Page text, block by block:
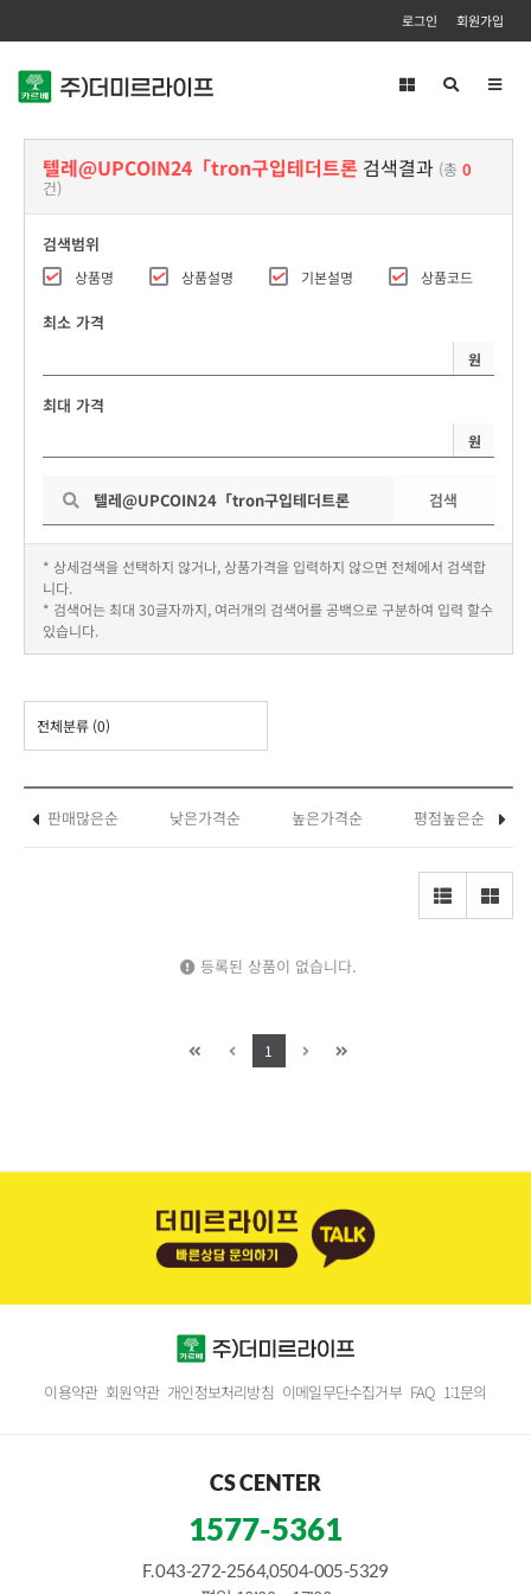
로그인 회원가입
텔레@UPCOIN24「tron구입테더트론 검색결과 (총 0
건)
검색범위
상품명 상품설명 기본설명 상품코드
최소 가격
원
최대 가격
원
검색
* 상세검색을 선택하지 않거나, 상품가격을 입력하지 않으면 전체에서 검색합
니다.
* 검색어는 최대 30글자까지, 여러개의 검색어를 공백으로 구분하여 입력 할수
있습니다.
전체분류 (0)
판매많은순 낮은가격순 높은가격순 평점높은순
등록된 상품이 없습니다.
1
이용약관 회원약관 개인정보처리방침 이메일무단수집거부 FAQ 1:1문의
CS CENTER
1577-5361
F. 043-272-2564,0504-005-5329